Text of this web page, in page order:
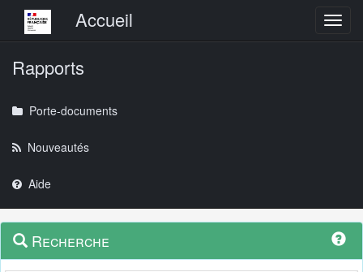
Menu principalAccueil
Rapports
Porte-documents
Nouveautés
Aide
Navigation
outils
Menu
contextuel
Recherche